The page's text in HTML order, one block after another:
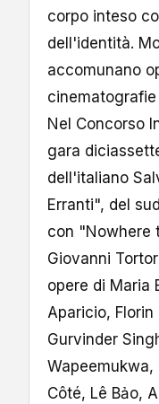
corpo inteso
dell'identità.
accomunano
Nel Concorso
gara
dell'italiano
Erranti", del
con "Nowhere
Giovanni
opere di Maria
Aparicio, Florin
Gurvinder
Wapeemukwa,
Côté, Lê Bảo,